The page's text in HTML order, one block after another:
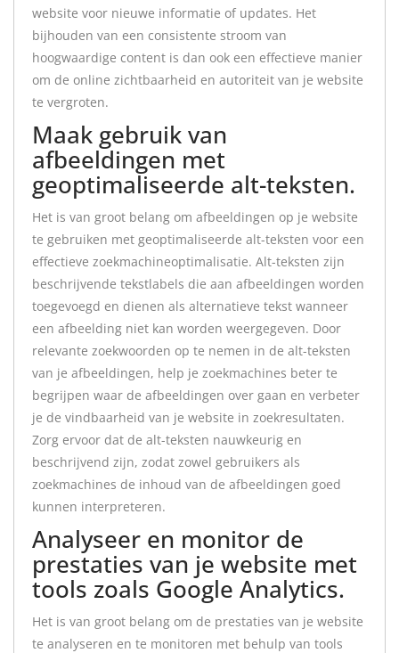
website voor nieuwe informatie of updates. Het
bijhouden van een consistente stroom van
hoogwaardige content is dan ook een effectieve manier
om de online zichtbaarheid en autoriteit van je website
te vergroten.
Maak gebruik van
afbeeldingen met
geoptimaliseerde alt-teksten.
Het is van groot belang om afbeeldingen op je website
te gebruiken met geoptimaliseerde alt-teksten voor een
effectieve zoekmachineoptimalisatie. Alt-teksten zijn
beschrijvende tekstlabels die aan afbeeldingen worden
toegevoegd en dienen als alternatieve tekst wanneer
een afbeelding niet kan worden weergegeven. Door
relevante zoekwoorden op te nemen in de alt-teksten
van je afbeeldingen, help je zoekmachines beter te
begrijpen waar de afbeeldingen over gaan en verbeter
je de vindbaarheid van je website in zoekresultaten.
Zorg ervoor dat de alt-teksten nauwkeurig en
beschrijvend zijn, zodat zowel gebruikers als
zoekmachines de inhoud van de afbeeldingen goed
kunnen interpreteren.
Analyseer en monitor de
prestaties van je website met
tools zoals Google Analytics.
Het is van groot belang om de prestaties van je website
te analyseren en te monitoren met behulp van tools